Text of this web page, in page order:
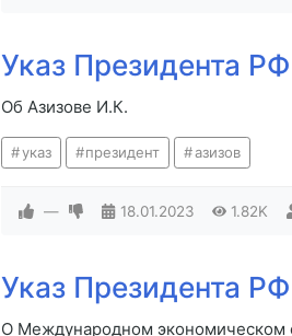
Указ Президента
Об Азизове И.К.
указ президент азизов
— 18.01.2023 1.82K
Указ Президента
О Международном экономическом